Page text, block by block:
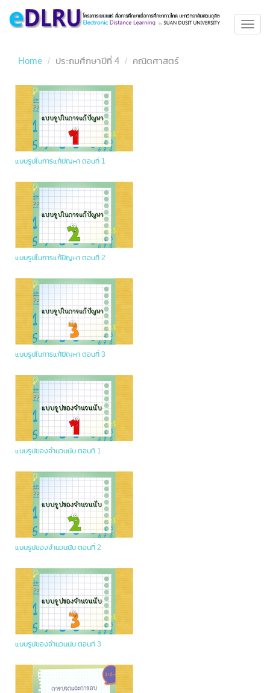
Home ประถมศึกษาปีที่ 4 คณิตศาสตร์
แบบรูปในการแก้ปัญหา ตอนที่ 1
แบบรูปในการแก้ปัญหา ตอนที่ 2
แบบรูปในการแก้ปัญหา ตอนที่ 3
แบบรูปของจำนวนนับ ตอนที่ 1
แบบรูปของจำนวนนับ ตอนที่ 2
แบบรูปของจำนวนนับ ตอนที่ 3